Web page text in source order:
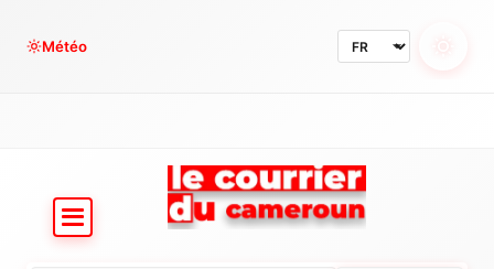
Météo